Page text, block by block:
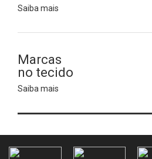
Saiba mais
Marcas
no tecido
Saiba mais